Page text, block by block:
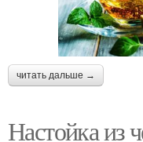
читать дальше →
Настойка из